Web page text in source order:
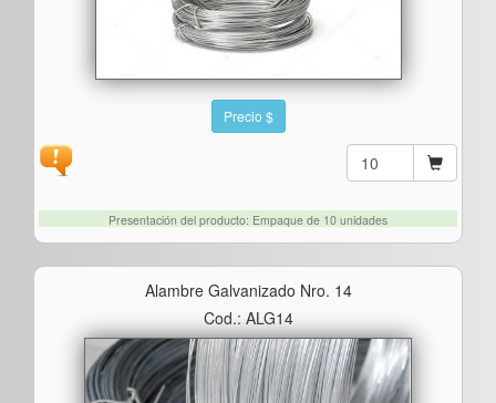
Precio $
Presentación del producto: Empaque de 10 unidades
Alambre Galvanizado Nro. 14
Cod.: ALG14